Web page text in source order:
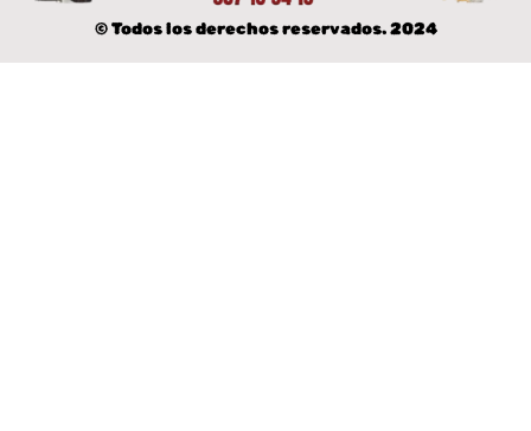
© Todos los derechos reservados. 2024